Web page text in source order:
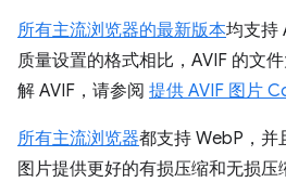
所有主流浏览器的最新版本均支持
质量设置的格式相比，AVIF 的文
解 AVIF，请参阅 提供 AVIF 图片
所有主流浏览器都支持 WebP，并
图片提供更好的有损压缩和无损